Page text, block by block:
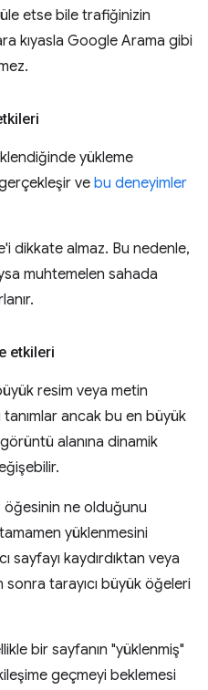
etse bile trafiğinizin
kıyasla Google Arama gibi
yükleme
ve bu deneyimler
dikkate almaz. Bu nedenle,
muhtemelen sahada
etkileri
resim veya metin
ancak bu en büyük
alanına dinamik
öğesinin ne olduğunu
yüklenmesini
sayfayı kaydırdıktan veya
tarayıcı büyük öğeleri
bir sayfanın "yüklenmiş"
geçmeyi beklemesi